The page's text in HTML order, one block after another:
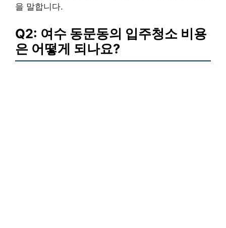
을 말합니다.
Q2: 여수 동문동의 입주청소 비용
은 어떻게 되나요?